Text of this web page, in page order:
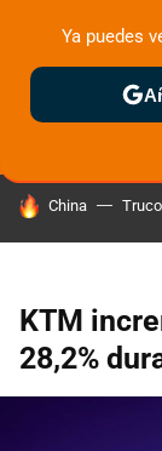
ZONA DE
HOY SE HABLA
China Truco
KTM
28,2%
Ya puedes